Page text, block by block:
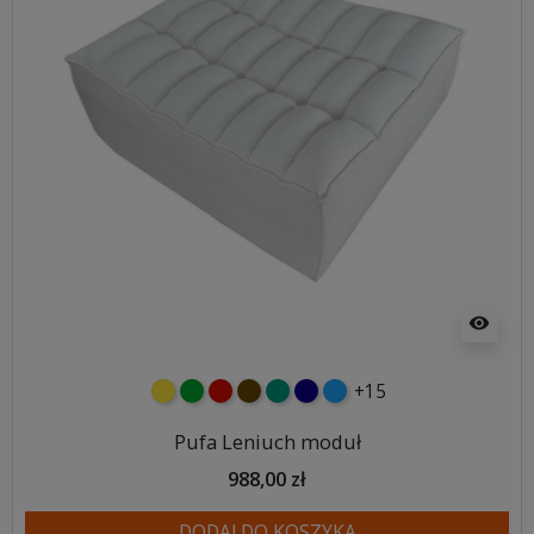
visibility
żółtyzielonyczerwony
czekoladowy
turkusowy
granatowy
niebieski
+15
Pufa Leniuch moduł
988,00 zł